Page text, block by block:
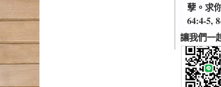
孽。求
64:4-5,
讓我們一